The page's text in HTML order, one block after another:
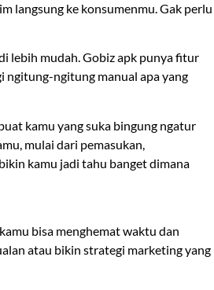
langsung ke konsumenmu. Gak perlu
lebih mudah. Gobiz apk punya fitur
ngitung-ngitung manual apa yang
kamu yang suka bingung ngatur
mulai dari pemasukan,
kamu jadi tahu banget dimana
bisa menghemat waktu dan
atau bikin strategi marketing yang